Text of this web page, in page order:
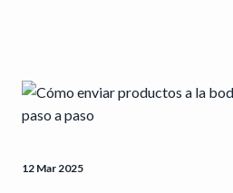
12 Mar 2025